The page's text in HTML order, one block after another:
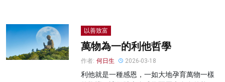
以善致富
萬物為一的利他哲學
作者: 何日生 2026-03-18
利他就是一種感恩，一如大地孕育萬物一樣